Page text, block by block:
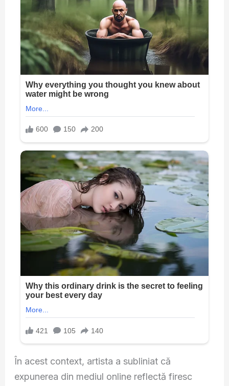
În acest context, artista a subliniat că
expunerea din mediul online reflectă firesc